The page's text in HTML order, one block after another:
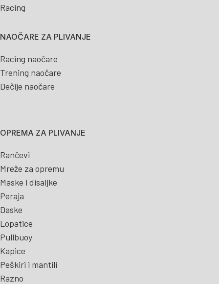
Racing
NAOČARE ZA PLIVANJE
Racing naočare
Trening naočare
Dečije naočare
OPREMA ZA PLIVANJE
Rančevi
Mreže za opremu
Maske i disaljke
Peraja
Daske
Lopatice
Pullbuoy
Kapice
Peškiri i mantili
Razno